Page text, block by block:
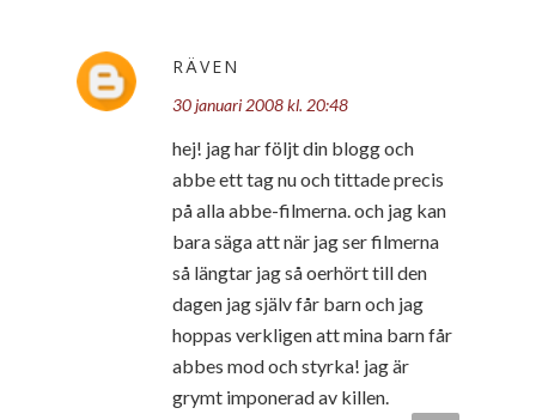
RÄVEN
30 januari 2008 kl. 20:48
hej! jag har följt din blogg och
abbe ett tag nu och tittade precis
på alla abbe-filmerna. och jag kan
bara säga att när jag ser filmerna
så längtar jag så oerhört till den
dagen jag själv får barn och jag
hoppas verkligen att mina barn får
abbes mod och styrka! jag är
grymt imponerad av killen.